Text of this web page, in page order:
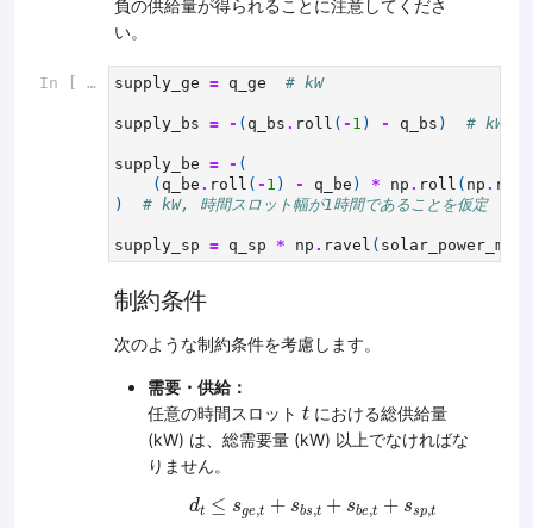
負の供給量が得られることに注意してくださ
い。
In [ ]: supply_ge = q_ge # kW
supply_bs = - ( q_bs . roll ( - 1 ) - q_bs ) # kW, 時
supply_be = - (
( q_be . roll ( - 1 ) - q_be ) * np . roll ( np .
)
# kW, 時間スロット幅が1時間であることを仮定
supply_sp = q_sp * np . ravel (
制約条件
次のような制約条件を考慮します。
需要・供給：
任意の時間スロット t
t における総供給量
(kW) は、総需要量 (kW) 以上でなければな
りません。
dt ≤ sge,t + sbs,t + sbe,t + ssp,t
d ≤s g + b + sb t s